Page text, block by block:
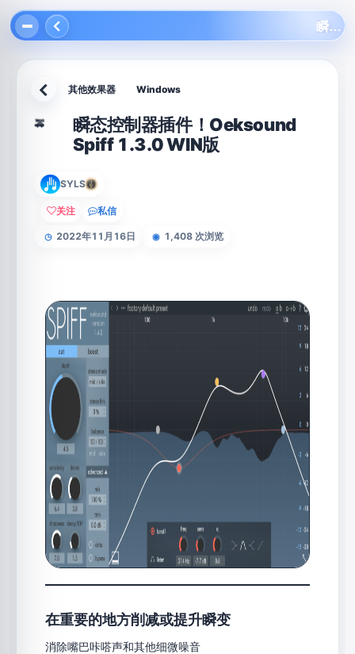
返回 其他效果器 Windows
🚕
瞬态控制器插件！Oeksound
Spiff 1.3.0 WIN版
SYLS
关注 私信
◷ 2022年11月16日 ◉ 1,408 次浏览
在重要的地方削减或提升瞬变
消除嘴巴咔嗒声和其他细微噪音
瞬态控制器插件！Oeksound Spiff 1.3.0 WIN版